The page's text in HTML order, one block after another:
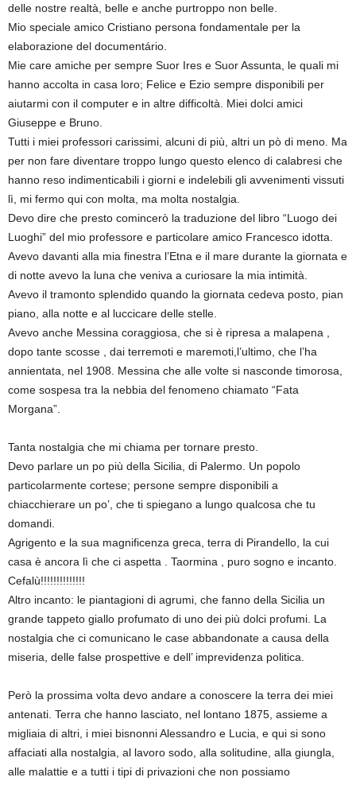
delle nostre realtà, belle e anche purtroppo non belle.
Mio speciale amico Cristiano persona fondamentale per la
elaborazione del documentário.
Mie care amiche per sempre Suor Ires e Suor Assunta, le quali mi
hanno accolta in casa loro; Felice e Ezio sempre disponibili per
aiutarmi con il computer e in altre difficoltà. Miei dolci amici
Giuseppe e Bruno.
Tutti i miei professori carissimi, alcuni di più, altri un pò di meno. Ma
per non fare diventare troppo lungo questo elenco di calabresi che
hanno reso indimenticabili i giorni e indelebili gli avvenimenti vissuti
lì, mi fermo qui con molta, ma molta nostalgia.
Devo dire che presto comincerò la traduzione del libro “Luogo dei
Luoghi” del mio professore e particolare amico Francesco idotta.
Avevo davanti alla mia finestra l’Etna e il mare durante la giornata e
di notte avevo la luna che veniva a curiosare la mia intimità.
Avevo il tramonto splendido quando la giornata cedeva posto, pian
piano, alla notte e al luccicare delle stelle.
Avevo anche Messina coraggiosa, che si è ripresa a malapena ,
dopo tante scosse , dai terremoti e maremoti,l’ultimo, che l’ha
annientata, nel 1908. Messina che alle volte si nasconde timorosa,
come sospesa tra la nebbia del fenomeno chiamato “Fata
Morgana”.
Tanta nostalgia che mi chiama per tornare presto.
Devo parlare un po più della Sicilia, di Palermo. Un popolo
particolarmente cortese; persone sempre disponibili a
chiacchierare un po’, che ti spiegano a lungo qualcosa che tu
domandi.
Agrigento e la sua magnificenza greca, terra di Pirandello, la cui
casa è ancora lì che ci aspetta . Taormina , puro sogno e incanto.
Cefalù!!!!!!!!!!!!!!
Altro incanto: le piantagioni di agrumi, che fanno della Sicilia un
grande tappeto giallo profumato di uno dei più dolci profumi. La
nostalgia che ci comunicano le case abbandonate a causa della
miseria, delle false prospettive e dell’ imprevidenza politica.
Però la prossima volta devo andare a conoscere la terra dei miei
antenati. Terra che hanno lasciato, nel lontano 1875, assieme a
migliaia di altri, i miei bisnonni Alessandro e Lucia, e qui si sono
affaciati alla nostalgia, al lavoro sodo, alla solitudine, alla giungla,
alle malattie e a tutti i tipi di privazioni che non possiamo